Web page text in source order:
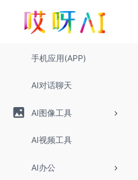
手机应用(APP)
AI对话聊天
AI图像工具
AI视频工具
AI办公